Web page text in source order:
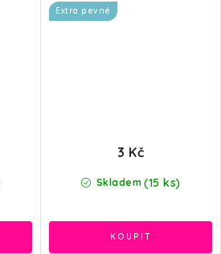
Extra pevné
Skladem (15 ks)
3 Kč